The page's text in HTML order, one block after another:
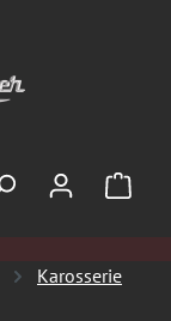
Karosserie